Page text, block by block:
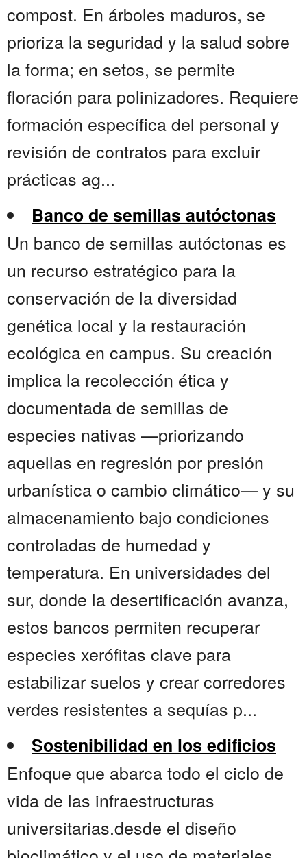
compost. En árboles maduros, se
prioriza la seguridad y la salud sobre
la forma; en setos, se permite
floración para polinizadores. Requiere
formación específica del personal y
revisión de contratos para excluir
prácticas ag...
Banco de semillas autóctonas
Un banco de semillas autóctonas es
un recurso estratégico para la
conservación de la diversidad
genética local y la restauración
ecológica en campus. Su creación
implica la recolección ética y
documentada de semillas de
especies nativas —priorizando
aquellas en regresión por presión
urbanística o cambio climático— y su
almacenamiento bajo condiciones
controladas de humedad y
temperatura. En universidades del
sur, donde la desertificación avanza,
estos bancos permiten recuperar
especies xerófitas clave para
estabilizar suelos y crear corredores
verdes resistentes a sequías p...
Sostenibilidad en los edificios
Enfoque que abarca todo el ciclo de
vida de las infraestructuras
universitarias.desde el diseño